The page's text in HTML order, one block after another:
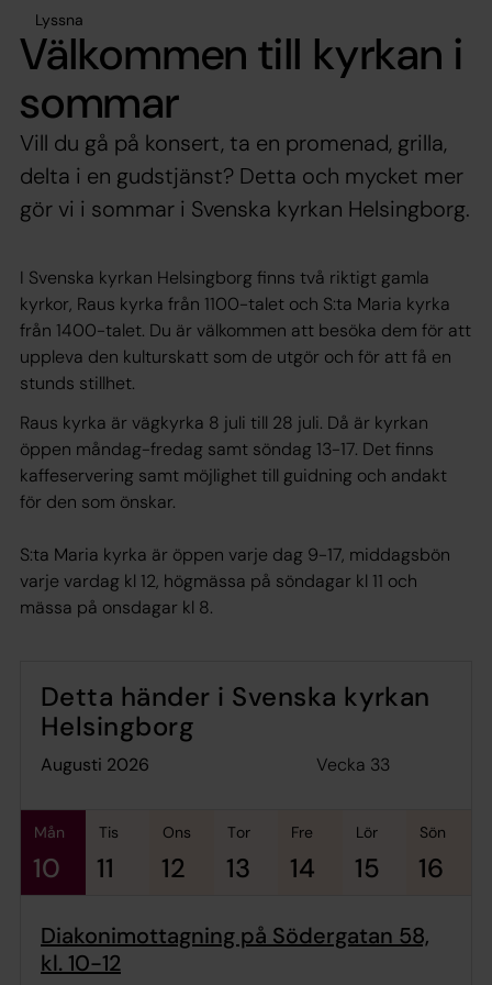
Lyssna
Välkommen till kyrkan i
sommar
Vill du gå på konsert, ta en promenad, grilla,
delta i en gudstjänst? Detta och mycket mer
gör vi i sommar i Svenska kyrkan Helsingborg.
I Svenska kyrkan Helsingborg finns två riktigt gamla
kyrkor, Raus kyrka från 1100-talet och S:ta Maria kyrka
från 1400-talet. Du är välkommen att besöka dem för att
uppleva den kulturskatt som de utgör och för att få en
stunds stillhet.
Raus kyrka är vägkyrka 8 juli till 28 juli. Då är kyrkan
öppen måndag-fredag samt söndag 13-17. Det finns
kaffeservering samt möjlighet till guidning och andakt
för den som önskar.
S:ta Maria kyrka är öppen varje dag 9-17, middagsbön
varje vardag kl 12, högmässa på söndagar kl 11 och
mässa på onsdagar kl 8.
Detta händer i Svenska kyrkan
Helsingborg
augusti 2026 Vecka 33
mån
10
tis
11
ons
12
tor
13
fre
14
lör
15
sön
16
Diakonimottagning på Södergatan 58,
kl. 10-12